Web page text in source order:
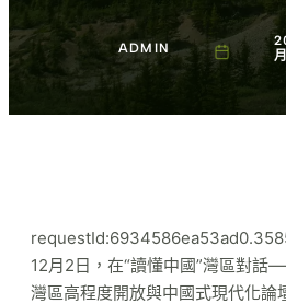
ADMIN
12月2日，在“讀懂中國”灣區對話
灣區高程度開放與中國式現代化論